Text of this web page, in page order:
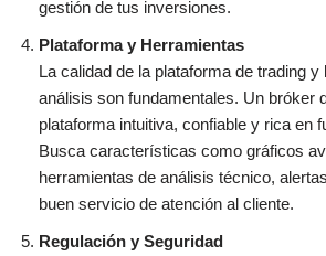
gestión de tus inversiones.
Plataforma y Herramientas
La calidad de la plataforma de trading
análisis son fundamentales. Un bróker
plataforma intuitiva, confiable y rica en
Busca características como gráficos
herramientas de análisis técnico,
buen servicio de atención al cliente.
Regulación y Seguridad